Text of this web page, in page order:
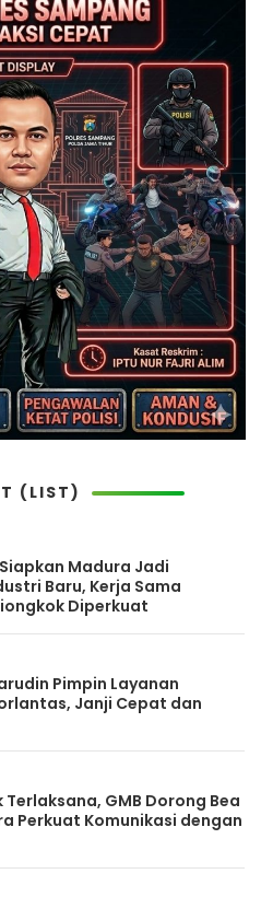
(LIST)
Madura Jadi
Baru, Kerja Sama
Diperkuat
Pimpin Layanan
Janji Cepat dan
Terlaksana, GMB Dorong Bea
Perkuat Komunikasi dengan